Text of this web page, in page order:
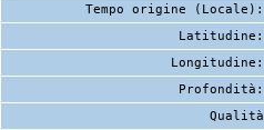
Tempo origine (Locale):
Latitudine:
Longitudine:
Profondità:
Qualità